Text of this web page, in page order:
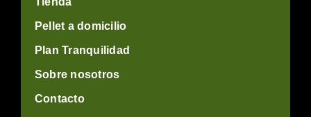
Pellet a domicilio
Plan Tranquilidad
Sobre nosotros
Contacto